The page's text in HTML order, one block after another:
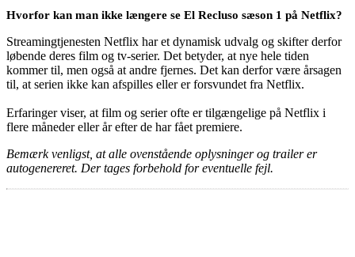
Hvorfor kan man ikke længere se El Recluso sæson 1 på Netflix?
Streamingtjenesten Netflix har et dynamisk udvalg og skifter derfor
løbende deres film og tv-serier. Det betyder, at nye hele tiden
kommer til, men også at andre fjernes. Det kan derfor være årsagen
til, at serien ikke kan afspilles eller er forsvundet fra Netflix.
Erfaringer viser, at film og serier ofte er tilgængelige på Netflix i
flere måneder eller år efter de har fået premiere.
Bemærk venligst, at alle ovenstående oplysninger og trailer er
autogenereret. Der tages forbehold for eventuelle fejl.